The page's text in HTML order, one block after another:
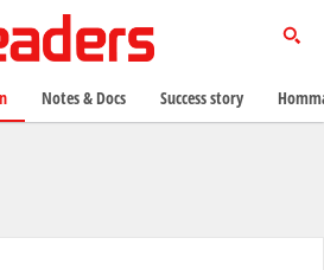
Notes & Docs Success story